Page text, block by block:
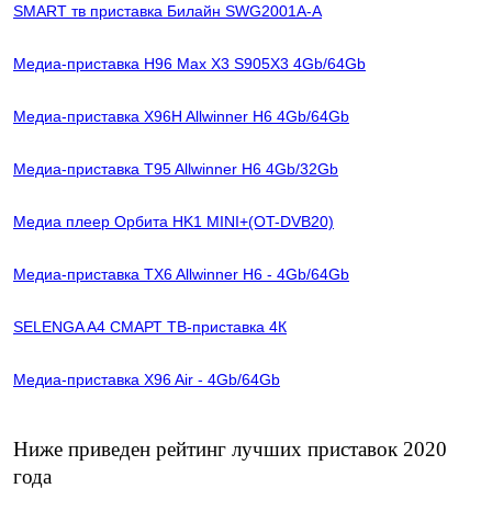
SMART тв приставка Билайн SWG2001A-A
Медиа-приставка H96 Max X3 S905X3 4Gb/64Gb
Медиа-приставка X96H Allwinner H6 4Gb/64Gb
Медиа-приставка T95 Allwinner H6 4Gb/32Gb
Медиа плеер Орбита HK1 MINI+(OT-DVB20)
Медиа-приставка TX6 Allwinner H6 - 4Gb/64Gb
SELENGA A4 СМАРТ ТВ-приставка 4К
Медиа-приставка X96 Air - 4Gb/64Gb
Ниже приведен рейтинг лучших приставок 2020
года